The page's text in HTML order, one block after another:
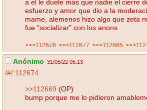
a el le duele mas que nadie el cierre
esfuerzo y amor que dio a la
mame, alemenos hizo algo que zeta
fue "socializar" con los anons
>>>112676 >>>112677 >>>112685
Anónimo 31/05/22 05:13
/#/ 112674
>>112669 (OP)
bump porque me lo pidieron